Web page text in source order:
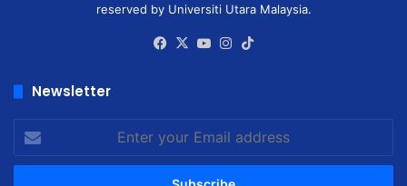
reserved by Universiti Utara Malaysia.
Facebook
X YouTubeInstagram
Newsletter
your
Email